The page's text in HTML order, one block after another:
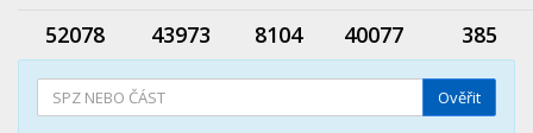
52078 43973 8104 40077 385
Ověřit